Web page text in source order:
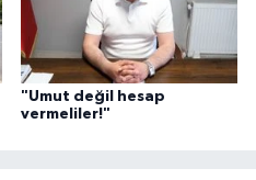
"Umut değil hesap
vermeliler!"